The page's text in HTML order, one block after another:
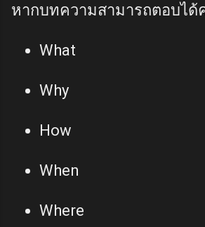
หากบทความสามารถตอบได้
What
Why
How
When
Where